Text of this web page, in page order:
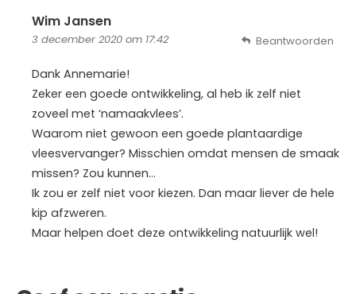
Wim Jansen
3 december 2020 om 17:42
Dank Annemarie!
Zeker een goede ontwikkeling, al heb ik zelf niet
zoveel met ‘namaakvlees’.
Waarom niet gewoon een goede plantaardige
vleesvervanger? Misschien omdat mensen de smaak
missen? Zou kunnen…
Ik zou er zelf niet voor kiezen. Dan maar liever de hele
kip afzweren.
Maar helpen doet deze ontwikkeling natuurlijk wel!
Beantwoorden